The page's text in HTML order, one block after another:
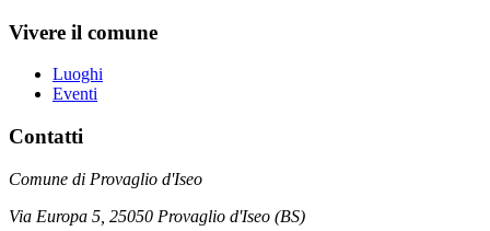
Vivere il comune
Luoghi
Eventi
Contatti
Comune di Provaglio d'Iseo
Via Europa 5, 25050 Provaglio d'Iseo (BS)